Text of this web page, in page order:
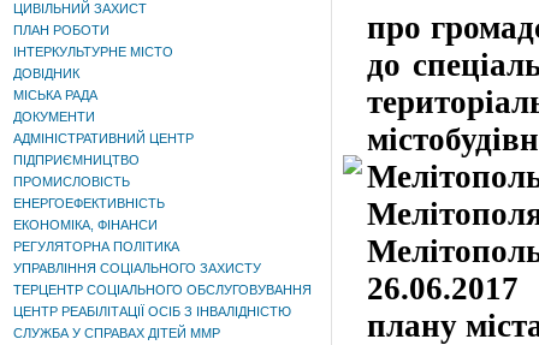
ЦИВІЛЬНИЙ ЗАХИСТ
ПЛАН РОБОТИ
ІНТЕРКУЛЬТУРНЕ МІСТО
ДОВІДНИК
МІСЬКА РАДА
ДОКУМЕНТИ
АДМІНІСТРАТИВНИЙ ЦЕНТР
ПІДПРИЄМНИЦТВО
ПРОМИСЛОВІСТЬ
ЕНЕРГОЕФЕКТИВНІСТЬ
ЕКОНОМІКА, ФІНАНСИ
РЕГУЛЯТОРНА ПОЛІТИКА
УПРАВЛІННЯ СОЦІАЛЬНОГО ЗАХИСТУ
ТЕРЦЕНТР СОЦІАЛЬНОГО ОБСЛУГОВУВАННЯ
ЦЕНТР РЕАБІЛІТАЦІЇ ОСІБ З ІНВАЛІДНІСТЮ
СЛУЖБА У СПРАВАХ ДІТЕЙ ММР
про
до
плану